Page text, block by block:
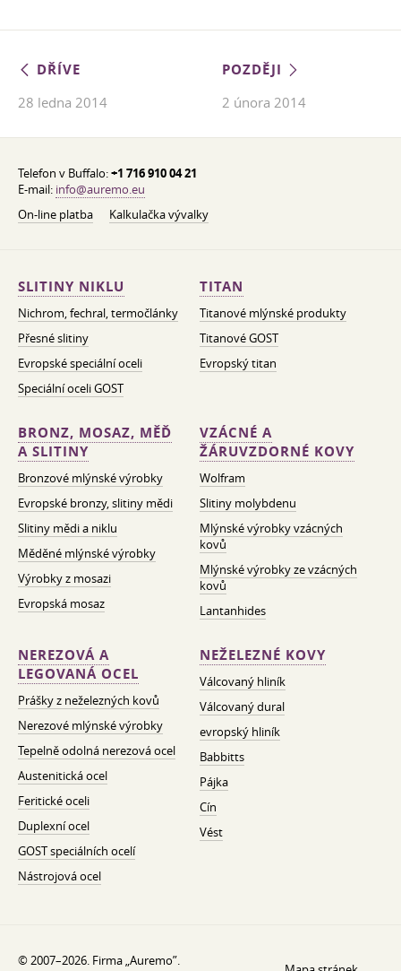
DŘÍVE
28 ledna 2014
POZDĚJI
2 února 2014
Telefon v Buffalo:+1 716 910 04 21
E-mail: info@auremo.eu
On-line platba
Kalkulačka vývalky
SLITINY NIKLU
Nichrom, fechral, termočlánky
Přesné slitiny
Evropské speciální oceli
Speciální oceli GOST
TITAN
Titanové mlýnské produkty
Titanové GOST
Evropský titan
BRONZ, MOSAZ, MĚĎ
A SLITINY
Bronzové mlýnské výrobky
Evropské bronzy, slitiny mědi
Slitiny mědi a niklu
Měděné mlýnské výrobky
Výrobky z mosazi
Evropská mosaz
VZÁCNÉ A
ŽÁRUVZDORNÉ KOVY
Wolfram
Slitiny molybdenu
Mlýnské výrobky vzácných
kovů
Mlýnské výrobky ze vzácných
kovů
Lantanhides
NEREZOVÁ A
LEGOVANÁ OCEL
Prášky z neželezných kovů
Nerezové mlýnské výrobky
Tepelně odolná nerezová ocel
Austenitická ocel
Feritické oceli
Duplexní ocel
GOST speciálních ocelí
Nástrojová ocel
NEŽELEZNÉ KOVY
Válcovaný hliník
Válcovaný dural
evropský hliník
Babbitts
Pájka
Cín
Vést
© 2007–2026. Firma „Auremo”.